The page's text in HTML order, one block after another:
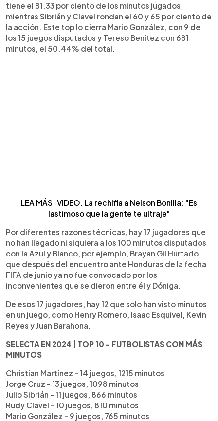
tiene el 81.33 por ciento de los minutos jugados,
mientras Sibrián y Clavel rondan el 60 y 65 por ciento de
la acción. Este top lo cierra Mario González, con 9 de
los 15 juegos disputados y Tereso Benítez con 681
minutos, el 50.44% del total.
LEA MÁS: VIDEO. La rechifla a Nelson Bonilla: "Es
lastimoso que la gente te ultraje"
Por diferentes razones técnicas, hay 17 jugadores que
no han llegado ni siquiera a los 100 minutos disputados
con la Azul y Blanco, por ejemplo, Brayan Gil Hurtado,
que después del encuentro ante Honduras de la fecha
FIFA de junio ya no fue convocado por los
inconvenientes que se dieron entre él y Dóniga.
De esos 17 jugadores, hay 12 que solo han visto minutos
en un juego, como Henry Romero, Isaac Esquivel, Kevin
Reyes y Juan Barahona.
SELECTA EN 2024 | TOP 10 - FUTBOLISTAS CON MÁS
MINUTOS
Christian Martínez - 14 juegos, 1215 minutos
Jorge Cruz - 13 juegos, 1098 minutos
Julio Sibrián - 11 juegos, 866 minutos
Rudy Clavel - 10 juegos, 810 minutos
Mario González - 9 juegos, 765 minutos